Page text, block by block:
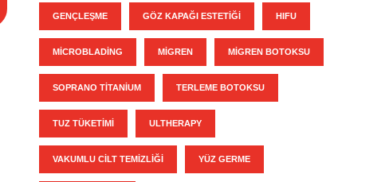
GENÇLEŞME GÖZ KAPAĞI ESTETIĞI HIFU
MICROBLADING MIGREN MIGREN BOTOKSU
SOPRANO TITANIUM TERLEME BOTOKSU
TUZ TÜKETIMI ULTHERAPY
VAKUMLU CILT TEMIZLIĞI YÜZ GERME